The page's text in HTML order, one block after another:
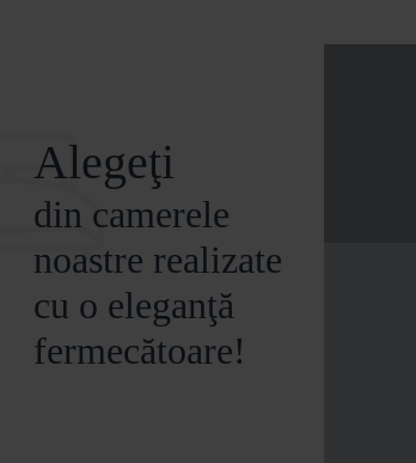
Alegeţi
din camerele
noastre realizate
cu o eleganţă
fermecătoare!